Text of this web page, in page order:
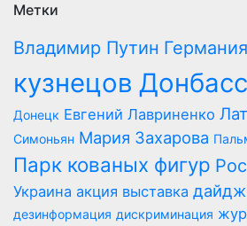
Метки
Владимир Путин Германия
кузнецов
Донецк Евгений Лавриненко
Симоньян Мария Захарова
Парк кованых фигур
Украина акция выставка
дезинформация дискриминация